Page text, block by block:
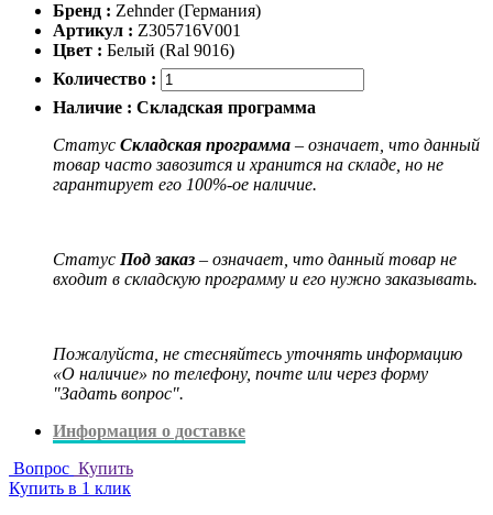
Бренд : Zehnder (Германия)
Артикул : Z305716V001
Цвет : Белый (Ral 9016)
Количество :
Наличие : Складская программа
Статус Складская программа – означает, что данный
товар часто завозится и хранится на складе, но не
гарантирует его 100%-ое наличие.
Статус Под заказ – означает, что данный товар не
входит в складскую программу и его нужно заказывать.
Пожалуйста, не стесняйтесь уточнять информацию
«О наличие» по телефону, почте или через форму
"Задать вопрос".
Информация о доставке
Вопрос Купить
Купить в 1 клик